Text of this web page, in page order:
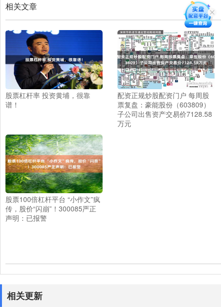
相关文章
股票杠杆率 投资黄埔，很靠
谱！
配资正规炒股配资门户 每周股
票复盘：豪能股份（603809）
子公司出售资产交易价7128.58
万元
股票100倍杠杆平台 “小作文”疯
传，股价“闪崩”！300085严正
声明：已报警
相关更新